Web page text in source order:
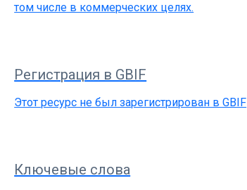
том числе в коммерческих целях.
Регистрация в GBIF
Этот ресурс не был зарегистрирован в GBIF
Ключевые слова